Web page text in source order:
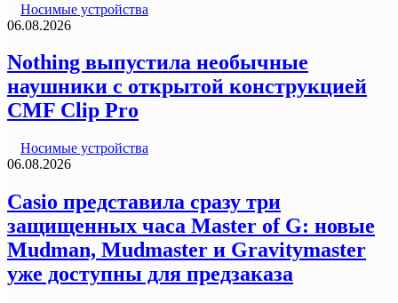
Носимые устройства
06.08.2026
Nothing выпустила необычные
наушники с открытой конструкцией
CMF Clip Pro
Носимые устройства
06.08.2026
Casio представила сразу три
защищенных часа Master of G: новые
Mudman, Mudmaster и Gravitymaster
уже доступны для предзаказа